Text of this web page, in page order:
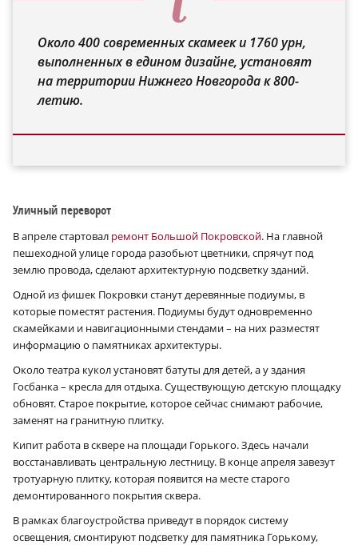
Около 400 современных скамеек и 1760 урн,
выполненных в едином дизайне, установят
на территории Нижнего Новгорода к 800-
летию.
Уличный переворот
В апреле стартовал ремонт Большой Покровской. На главной
пешеходной улице города разобьют цветники, спрячут под
землю провода, сделают архитектурную подсветку зданий.
Одной из фишек Покровки станут деревянные подиумы, в
которые поместят растения. Подиумы будут одновременно
скамейками и навигационными стендами – на них разместят
информацию о памятниках архитектуры.
Около театра кукол установят батуты для детей, а у здания
Госбанка – кресла для отдыха. Существующую детскую площадку
обновят. Старое покрытие, которое сейчас снимают рабочие,
заменят на гранитную плитку.
Кипит работа в сквере на площади Горького. Здесь начали
восстанавливать центральную лестницу. В конце апреля завезут
тротуарную плитку, которая появится на месте старого
демонтированного покрытия сквера.
В рамках благоустройства приведут в порядок систему
освещения, смонтируют подсветку для памятника Горькому,